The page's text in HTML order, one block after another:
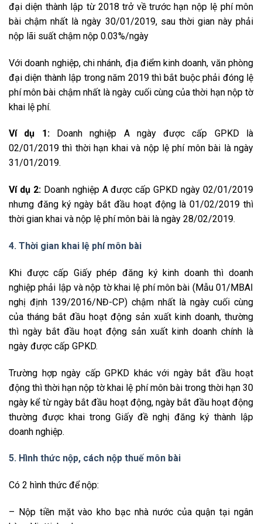
đại diện thành lập từ 2018 trở về trước hạn nộp lệ phí môn
bài chậm nhất là ngày 30/01/2019, sau thời gian này phải
nộp lãi suất chậm nộp 0.03%/ngày
Với doanh nghiệp, chi nhánh, địa điểm kinh doanh, văn phòng
đại diện thành lập trong năm 2019 thì bắt buộc phải đóng lệ
phí môn bài chậm nhất là ngày cuối cùng của thời hạn nộp tờ
khai lệ phí.
Ví dụ 1:Doanh nghiệp A ngày được cấp GPKD là
02/01/2019 thì thời hạn khai và nộp lệ phí môn bài là ngày
31/01/2019.
Ví dụ 2:Doanh nghiệp A được cấp GPKD ngày 02/01/2019
nhưng đăng ký ngày bắt đầu hoạt động là 01/02/2019 thì
thời gian khai và nộp lệ phí môn bài là ngày 28/02/2019.
4. Thời gian khai lệ phí môn bài
Khi được cấp Giấy phép đăng ký kinh doanh thì doanh
nghiệp phải lập và nộp tờ khai lệ phí môn bài (Mẫu 01/MBAI
nghị định 139/2016/NĐ-CP) chậm nhất là ngày cuối cùng
của tháng bắt đầu hoạt động sản xuất kinh doanh, thường
thì ngày bắt đầu hoạt động sản xuất kinh doanh chính là
ngày được cấp GPKD.
Trường hợp ngày cấp GPKD khác với ngày bắt đầu hoạt
động thì thời hạn nộp tờ khai lệ phí môn bài trong thời hạn 30
ngày kể từ ngày bắt đầu hoạt động, ngày bắt đầu hoạt động
thường được khai trong Giấy đề nghị đăng ký thành lập
doanh nghiệp.
5. Hình thức nộp, cách nộp thuế môn bài
Có 2 hình thức để nộp:
– Nộp tiền mặt vào kho bạc nhà nước của quận tại ngân